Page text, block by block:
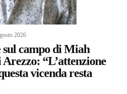
2026
sul campo di Miah
“L’attenzione
vicenda resta